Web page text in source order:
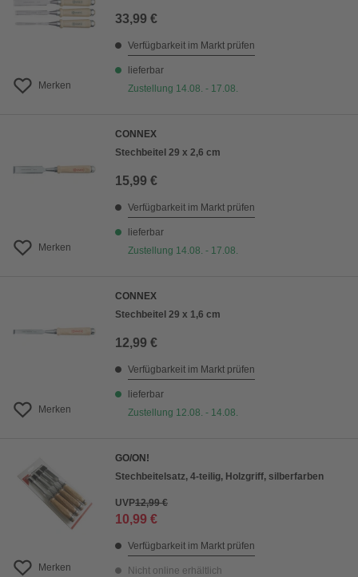
Merken
33,99 €
Verfügbarkeit im Markt prüfen
lieferbar
Zustellung 14.08. - 17.08.
Merken
CONNEX
Stechbeitel 29 x 2,6 cm
15,99 €
Verfügbarkeit im Markt prüfen
lieferbar
Zustellung 14.08. - 17.08.
Merken
CONNEX
Stechbeitel 29 x 1,6 cm
12,99 €
Verfügbarkeit im Markt prüfen
lieferbar
Zustellung 12.08. - 14.08.
Merken
GO/ON!
Stechbeitelsatz, 4-teilig, Holzgriff, silberfarben
UVP12,99 €
10,99 €
Verfügbarkeit im Markt prüfen
Nicht online erhältlich